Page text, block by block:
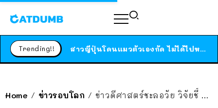
Trending!! ได้เวลาเด็กหนวดรวมตัว RF Online Next เปิดให้เล่นแล้ว เกม Sci-Fi MMORPG ระดับตำนาน เล่นได้ทั้งมือถือและ PC
Home / ข่าวรอบโลก / ข่าวดีศาสตร์ชะลอวัย วิจัยชี้ ฉีด “โคลโธ” ช่วยบูสท์ความจำ ในลิงแก่ หวังทดลองกับคน ในเร็วๆ นี้